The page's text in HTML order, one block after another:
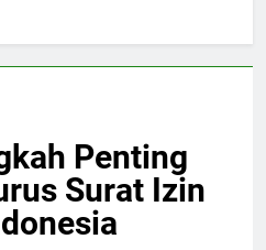
Penting
Surat Izin